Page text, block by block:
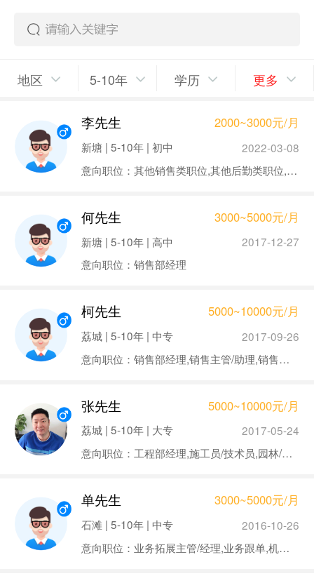
地区 5-10年 学历 更多
李先生 2000~3000元/月
新塘 | 5-10年 | 初中
2022-03-08
意向职位：其他销售类职位,其他后勤类职位,其它物流类职位
何先生 3000~5000元/月
新塘 | 5-10年 | 高中
2017-12-27
意向职位：销售部经理
柯先生 5000~10000元/月
荔城 | 5-10年 | 中专
2017-09-26
意向职位：销售部经理,销售主管/助理,销售代表
张先生 5000~10000元/月
荔城 | 5-10年 | 大专
2017-05-24
意向职位：工程部经理,施工员/技术员,园林/景观设计
单先生 3000~5000元/月
石滩 | 5-10年 | 中专
2016-10-26
意向职位：业务拓展主管/经理,业务跟单,机修工